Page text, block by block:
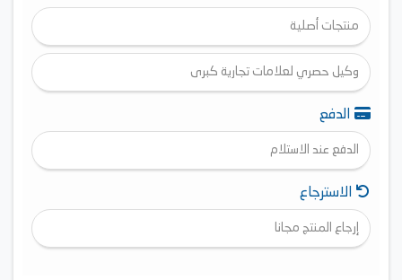
منتجات أصلية
وكيل حصري لعلامات تجارية كبرى
الدفع
الدفع عند الاستلام
الاسترجاع
إرجاع المنتج مجانا